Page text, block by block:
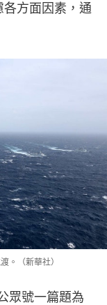
方面因素，通
。（新華社）
眾號一篇題為